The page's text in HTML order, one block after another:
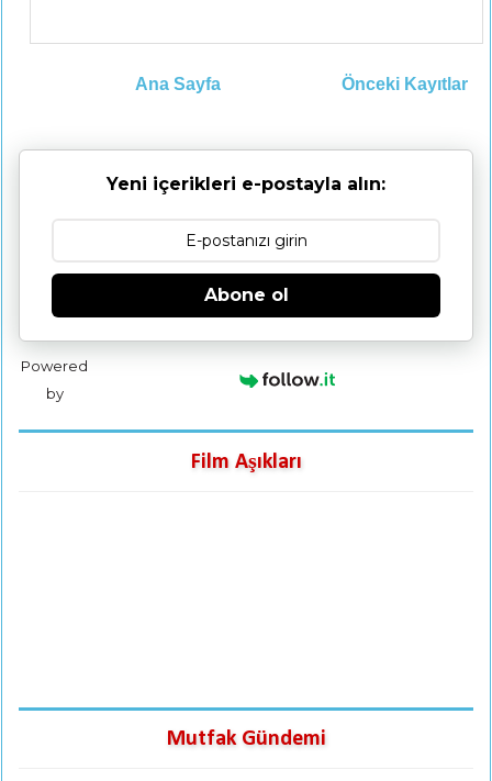
Önceki Kayıtlar
Ana Sayfa
Yeni içerikleri e-postayla alın:
Abone ol
Powered
by
Film Aşıkları
Mutfak Gündemi